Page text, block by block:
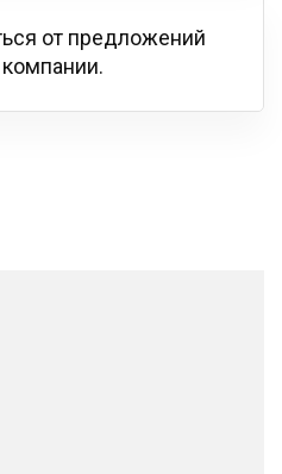
от предложений
компании.